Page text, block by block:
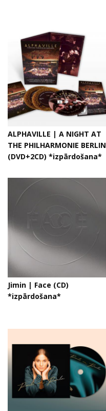
ALPHAVILLE | A NIGHT AT
THE PHILHARMONIE BERLIN
(DVD+2CD) *izpārdošana*
Jimin | Face (CD)
*izpārdošana*